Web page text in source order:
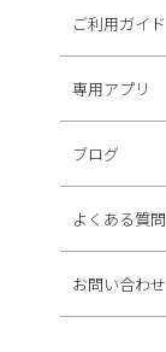
ご利用ガイド
専用アプリ
ブログ
よくある質問
お問い合わせ